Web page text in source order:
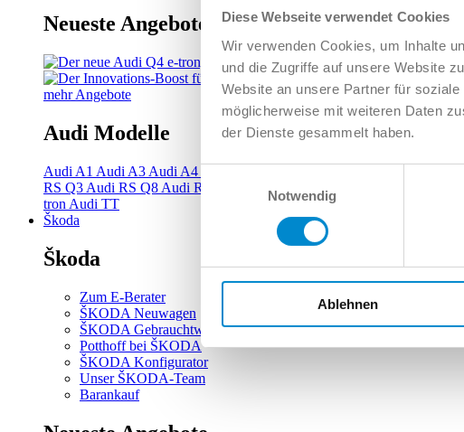
Diese Webseite verwendet Cookies
Wir verwenden Cookies, um Inhalte
und die Zugriffe auf unsere Website
Website an unsere Partner für
möglicherweise mit weiteren Daten
der Dienste gesammelt haben.
Einwilligungsauswahl
Notwendig
Ablehnen
Neueste Angebote
mehr Angebote
Audi Modelle
Audi A1 Audi A3 Audi A4
RS Q3 Audi RS Q8 Audi RS3 Audi RS4 Audi RS5
tron Audi TT
Škoda
Škoda
Zum E-Berater
ŠKODA Neuwagen
ŠKODA Gebrauchtwagen
Potthoff bei ŠKODA
ŠKODA Konfigurator
Unser ŠKODA-Team
Barankauf